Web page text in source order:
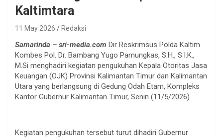
Kaltimtara
11 May 2026 Redaksi
Samarinda – sri-media.com Dir Reskrimsus Polda Kaltim
Kombes Pol. Dr. Bambang Yugo Pamungkas, S.H., S.I.K.,
M.Si menghadiri kegiatan pengukuhan Kepala Otoritas Jasa
Keuangan (OJK) Provinsi Kalimantan Timur dan Kalimantan
Utara yang berlangsung di Gedung Odah Etam, Kompleks
Kantor Gubernur Kalimantan Timur, Senin (11/5/2026).
Kegiatan pengukuhan tersebut turut dihadiri Gubernur